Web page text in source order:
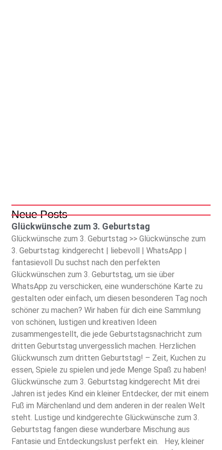
Neue Posts
Glückwünsche zum 3. Geburtstag
Glückwünsche zum 3. Geburtstag >> Glückwünsche zum
3. Geburtstag: kindgerecht | liebevoll | WhatsApp |
fantasievoll Du suchst nach den perfekten
Glückwünschen zum 3. Geburtstag, um sie über
WhatsApp zu verschicken, eine wunderschöne Karte zu
gestalten oder einfach, um diesen besonderen Tag noch
schöner zu machen? Wir haben für dich eine Sammlung
von schönen, lustigen und kreativen Ideen
zusammengestellt, die jede Geburtstagsnachricht zum
dritten Geburtstag unvergesslich machen. Herzlichen
Glückwunsch zum dritten Geburtstag! – Zeit, Kuchen zu
essen, Spiele zu spielen und jede Menge Spaß zu haben!
Glückwünsche zum 3. Geburtstag kindgerecht Mit drei
Jahren ist jedes Kind ein kleiner Entdecker, der mit einem
Fuß im Märchenland und dem anderen in der realen Welt
steht. Lustige und kindgerechte Glückwünsche zum 3.
Geburtstag fangen diese wunderbare Mischung aus
Fantasie und Entdeckungslust perfekt ein. Hey, kleiner